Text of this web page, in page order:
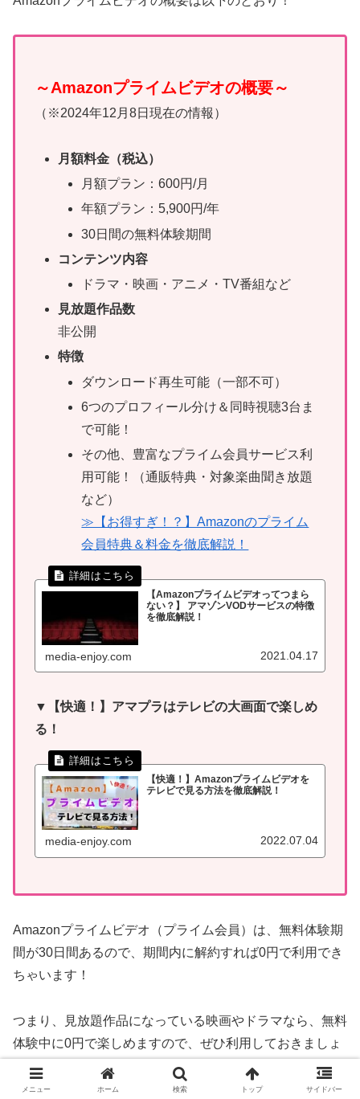
～Amazonプライムビデオの概要～
（※2024年12月8日現在の情報）
月額料金（税込）
月額プラン：600円/月
年額プラン：5,900円/年
30日間の無料体験期間
コンテンツ内容
ドラマ・映画・アニメ・TV番組など
見放題作品数
非公開
特徴
ダウンロード再生可能（一部不可）
6つのプロフィール分け＆同時視聴3台ま
で可能！
その他、豊富なプライム会員サービス利
用可能！（通販特典・対象楽曲聞き放題
など）
≫【お得すぎ！？】Amazonのプライム
会員特典＆料金を徹底解説！
【Amazonプライムビデオってつまら
ない？】 アマゾンVODサービスの特徴
を徹底解説！
media-enjoy.com 2021.04.17
▼【快適！】アマプラはテレビの大画面で楽しめ
る！
【快適！】Amazonプライムビデオを
テレビで見る方法を徹底解説！
media-enjoy.com 2022.07.04
Amazonプライムビデオ（プライム会員）は、無料体験期
間が30日間あるので、期間内に解約すれば0円で利用でき
ちゃいます！
つまり、見放題作品になっている映画やドラマなら、無料
体験中に0円で楽しめますので、ぜひ利用しておきましょ
う！
メニュー ホーム 検索 トップ サイドバー